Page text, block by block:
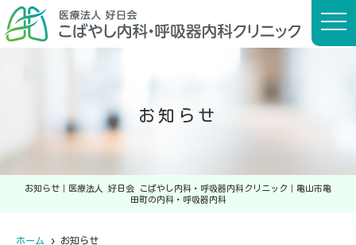
t
o
i
お知らせ
お知らせ｜医療法人 好日会 こばやし内科・呼吸器内科クリニック｜亀山市亀
田町の内科・呼吸器内科
ホーム お知らせ